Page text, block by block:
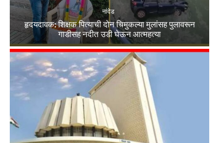
नांदेड
हृदयदावक: शिक्षक पित्याची दोन चिमुकल्या मुलांसह पुलावरून
गाडीसह नदीत उडी घेऊन आत्महत्या